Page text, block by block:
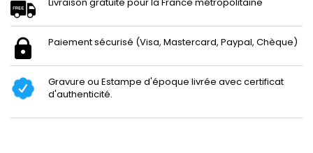
Paiement sécurisé (Visa, Mastercard, Paypal, Chèque)
Gravure ou Estampe d'époque livrée avec certificat
d'authenticité.